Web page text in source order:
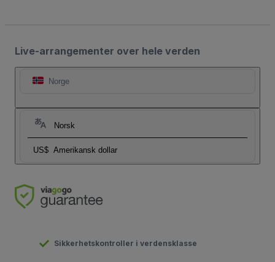
Live-arrangementer over hele verden
Norge
Norsk
US$ Amerikansk dollar
Sikkerhetskontroller i verdensklasse